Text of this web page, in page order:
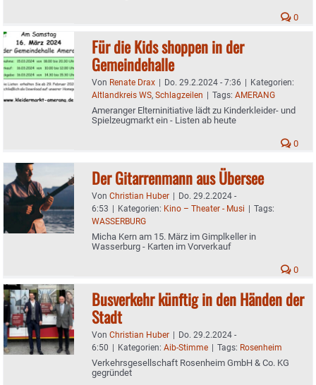
0
Für die Kids shoppen in der
Gemeindehalle
Von Renate Drax | Do. 29.2.2024 - 7:36 | Kategorien:
Altlandkreis WS, Schlagzeilen | Tags: AMERANG
Ameranger Elterninitiative lädt zu Kinderkleider- und
Spielzeugmarkt ein - Listen ab heute
0
Der Gitarrenmann aus Übersee
Von Christian Huber | Do. 29.2.2024 -
6:53 | Kategorien: Kino – Theater - Musi | Tags:
WASSERBURG
Micha Kern am 15. März im Gimplkeller in
Wasserburg - Karten im Vorverkauf
0
Busverkehr künftig in den Händen der
Stadt
Von Christian Huber | Do. 29.2.2024 -
6:50 | Kategorien: Aib-Stimme | Tags: Rosenheim
Verkehrsgesellschaft Rosenheim GmbH & Co. KG
gegründet